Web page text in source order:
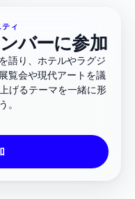
ィ
バーに参加
語り、ホテルやラグジ
覧会や現代アートを議
げるテーマを一緒に形
。